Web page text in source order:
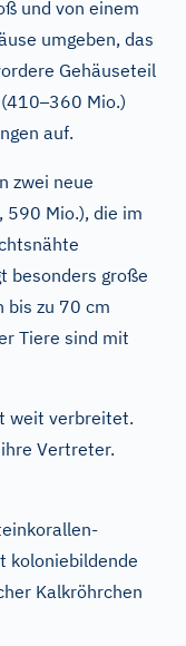
und von einem
umgeben, das
Gehäuseteil
–360 Mio.)
auf.
zwei neue
590 Mio.), die im
besonders große
bis zu 70 cm
Tiere sind mit
weit verbreitet.
Vertreter.
koloniebildende
Kalkröhrchen